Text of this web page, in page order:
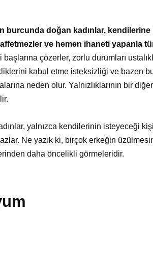
burcunda doğan kadınlar, kendilerine
ve hemen ihaneti yapanla
başlarına çözerler, zorlu durumları
kabul etme isteksizliği ve bazen bu
neden olur. Yalnızlıklarının bir
yalnızca kendilerinin isteyeceği
Ne yazık ki, birçok erkeğin
daha öncelikli görmeleridir.